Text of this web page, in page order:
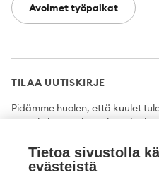
Avoimet työpaikat
TILAA UUTISKIRJE
Pidämme huolen, että kuulet
uutuuksista ensimmäisten
Tilaa
Tietoa sivustolla
evästeistä